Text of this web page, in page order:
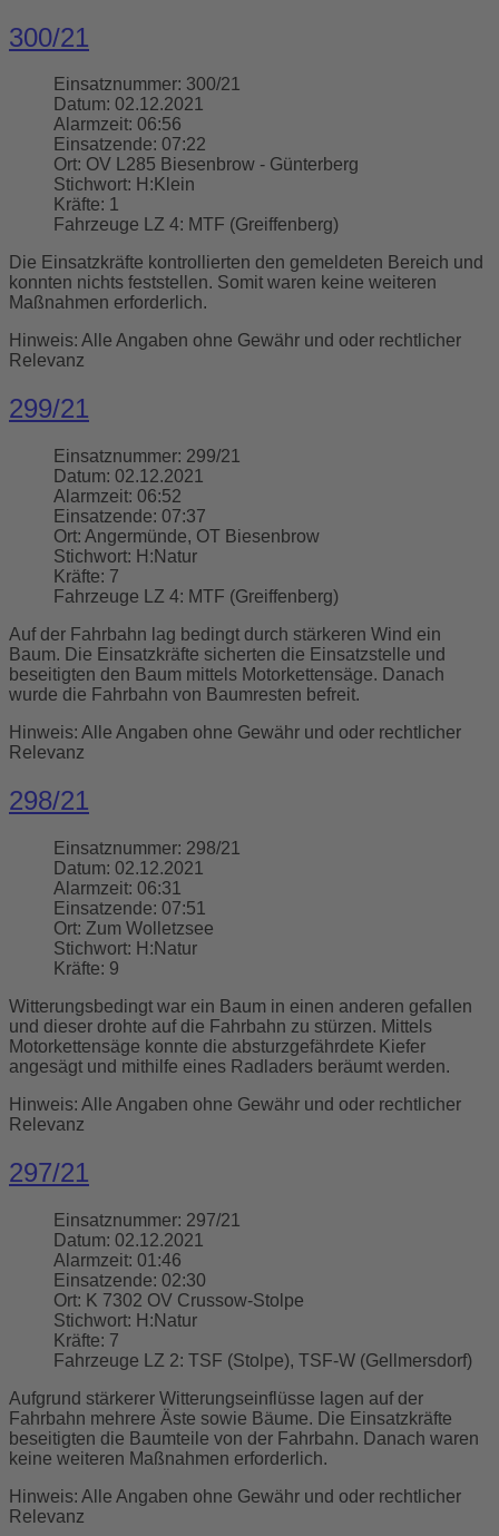
300/21
Einsatznummer: 300/21
Datum: 02.12.2021
Alarmzeit: 06:56
Einsatzende: 07:22
Ort: OV L285 Biesenbrow - Günterberg
Stichwort: H:Klein
Kräfte: 1
Fahrzeuge LZ 4: MTF (Greiffenberg)
Die Einsatzkräfte kontrollierten den gemeldeten Bereich und
konnten nichts feststellen. Somit waren keine weiteren
Maßnahmen erforderlich.
Hinweis: Alle Angaben ohne Gewähr und oder rechtlicher
Relevanz
299/21
Einsatznummer: 299/21
Datum: 02.12.2021
Alarmzeit: 06:52
Einsatzende: 07:37
Ort: Angermünde, OT Biesenbrow
Stichwort: H:Natur
Kräfte: 7
Fahrzeuge LZ 4: MTF (Greiffenberg)
Auf der Fahrbahn lag bedingt durch stärkeren Wind ein
Baum. Die Einsatzkräfte sicherten die Einsatzstelle und
beseitigten den Baum mittels Motorkettensäge. Danach
wurde die Fahrbahn von Baumresten befreit.
Hinweis: Alle Angaben ohne Gewähr und oder rechtlicher
Relevanz
298/21
Einsatznummer: 298/21
Datum: 02.12.2021
Alarmzeit: 06:31
Einsatzende: 07:51
Ort: Zum Wolletzsee
Stichwort: H:Natur
Kräfte: 9
Witterungsbedingt war ein Baum in einen anderen gefallen
und dieser drohte auf die Fahrbahn zu stürzen. Mittels
Motorkettensäge konnte die absturzgefährdete Kiefer
angesägt und mithilfe eines Radladers beräumt werden.
Hinweis: Alle Angaben ohne Gewähr und oder rechtlicher
Relevanz
297/21
Einsatznummer: 297/21
Datum: 02.12.2021
Alarmzeit: 01:46
Einsatzende: 02:30
Ort: K 7302 OV Crussow-Stolpe
Stichwort: H:Natur
Kräfte: 7
Fahrzeuge LZ 2: TSF (Stolpe), TSF-W (Gellmersdorf)
Aufgrund stärkerer Witterungseinflüsse lagen auf der
Fahrbahn mehrere Äste sowie Bäume. Die Einsatzkräfte
beseitigten die Baumteile von der Fahrbahn. Danach waren
keine weiteren Maßnahmen erforderlich.
Hinweis: Alle Angaben ohne Gewähr und oder rechtlicher
Relevanz